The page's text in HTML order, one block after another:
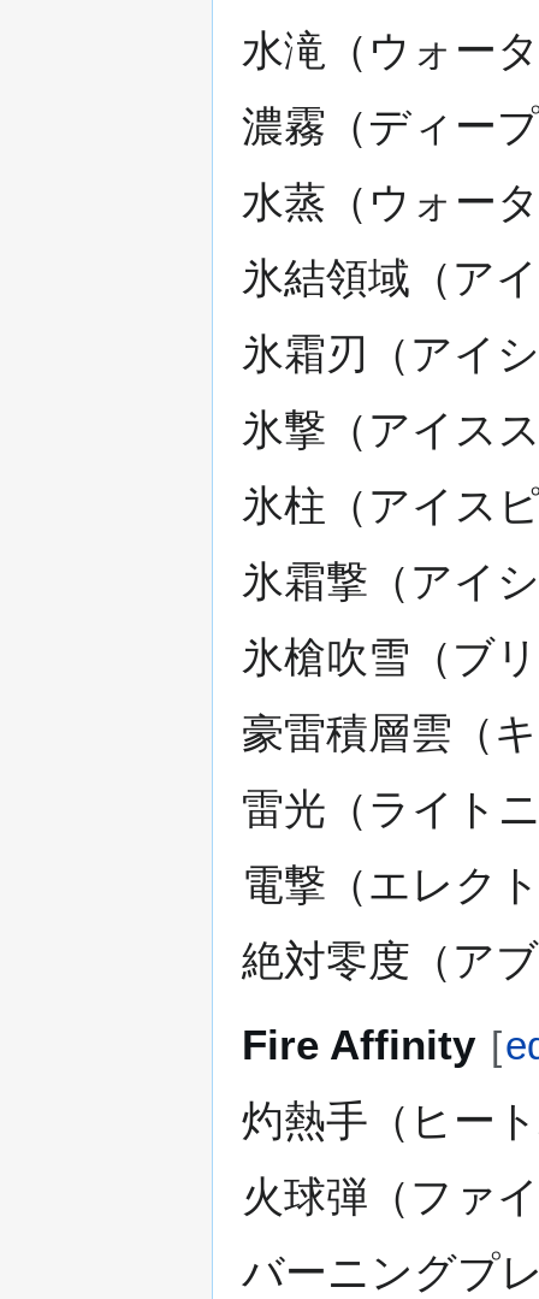
水滝（ウォー
濃霧（ディー
水蒸（ウォー
氷結領域（ア
氷霜刃（アイ
氷撃（アイス
氷柱（アイス
氷霜撃（アイ
氷槍吹雪（ブ
豪雷積層雲（
雷光（ライト
電撃（エレク
絶対零度（ア
Fire Affinity [
灼熱手（ヒー
火球弾（ファ
バーニングプ